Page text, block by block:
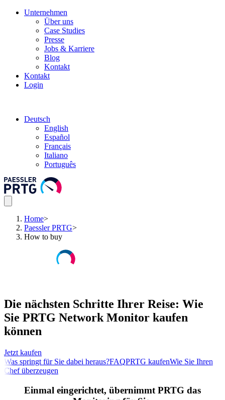
Unternehmen
Über uns
Case Studies
Presse
Jobs & Karriere
Blog
Kontakt
Kontakt
Login
Deutsch
English
Español
Français
Italiano
Português
Home>
Paessler PRTG>
How to buy
Die nächsten Schritte Ihrer Reise: Wie
Sie PRTG Network Monitor kaufen
können
Jetzt kaufen
Was springt für Sie dabei heraus?FAQPRTG kaufenWie Sie Ihren
Chef überzeugen
Einmal eingerichtet, übernimmt PRTG das